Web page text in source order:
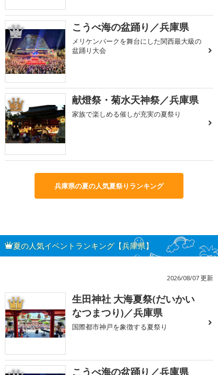
2 こうべ海の盆踊り／兵庫県
メリケンパークを舞台にした関西最大級の
盆踊り大会
3 献燈祭・菊水天神祭／兵庫県
家族で楽しめる催しが充実の夏祭り
兵庫県の夏の人気夏祭りランキング
夏の人気イベントランキング【兵庫県】
2026/08/07 更新
1
生田神社 大海夏祭(だいかい
なつまつり)／兵庫県
国際都市神戸を象徴する夏祭り
こうべ海の盆踊り／兵庫県